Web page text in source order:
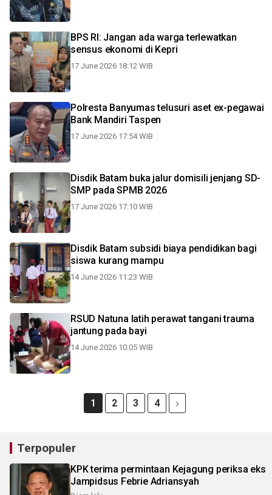
BPS RI: Jangan ada warga terlewatkan
sensus ekonomi di Kepri
17 June 2026 18:12 WIB
Polresta Banyumas telusuri aset ex-pegawai
Bank Mandiri Taspen
17 June 2026 17:54 WIB
Disdik Batam buka jalur domisili jenjang SD-
SMP pada SPMB 2026
17 June 2026 17:10 WIB
Disdik Batam subsidi biaya pendidikan bagi
siswa kurang mampu
14 June 2026 11:23 WIB
RSUD Natuna latih perawat tangani trauma
jantung pada bayi
14 June 2026 10:05 WIB
1 2 3 4
Terpopuler
KPK terima permintaan Kejagung periksa eks
Jampidsus Febrie Adriansyah